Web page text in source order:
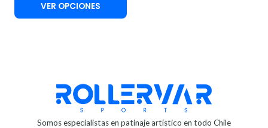
VER OPCIONES
Somos especialistas en patinaje artístico en todo Chile